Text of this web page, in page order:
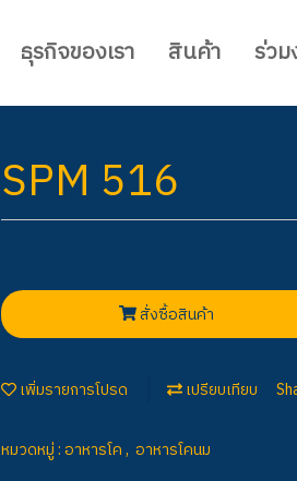
ธุรกิจของเรา สินค้า ร่วม
SPM 516
สั่งซื้อสินค้า
เพิ่มรายการโปรด เปรียบเทียบ
หมวดหมู่ :อาหารโค, อาหารโคนม